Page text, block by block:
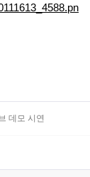
데모 시연